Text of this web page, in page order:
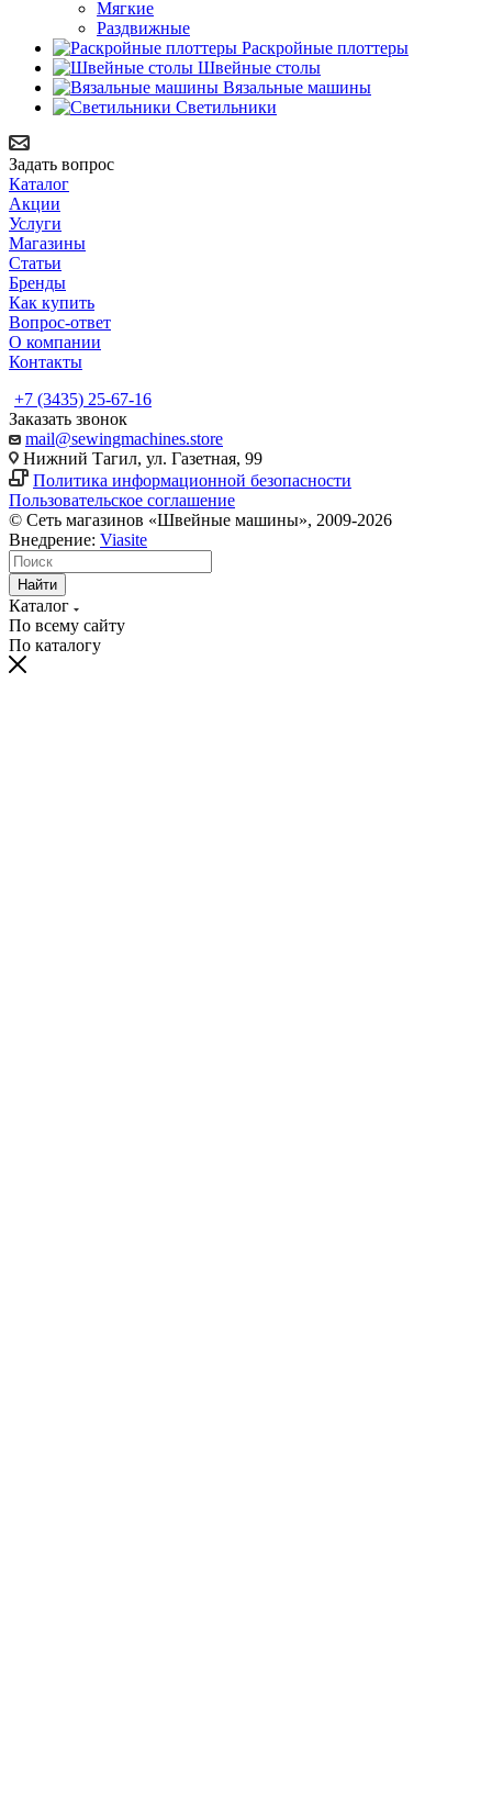
Мягкие
Раздвижные
Раскройные плоттеры
Швейные столы
Вязальные машины
Светильники
Задать вопрос
Каталог
Акции
Услуги
Магазины
Статьи
Бренды
Как купить
Вопрос-ответ
О компании
Контакты
+7 (3435) 25-67-16
Заказать звонок
mail@sewingmachines.store
Нижний Тагил, ул. Газетная, 99
Политика информационной безопасности
Пользовательское соглашение
© Сеть магазинов «Швейные машины», 2009-2026
Внедрение: Viasite
Найти
Каталог
По всему сайту
По каталогу